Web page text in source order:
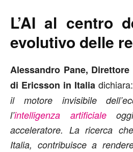
L’AI al centro
evolutivo delle
Alessandro Pane,
di Ericsson in Italia
il motore invisibile
l’intelligenza artificiale
acceleratore. La ricerca
Italia, contribuisce a